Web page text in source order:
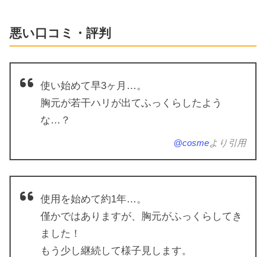
悪い口コミ・評判
使い始めて早3ヶ月…。
胸元が若干ハリが出てふっくらしたよう
な…？
@cosmeより引用
使用を始めて約1年…。
僅かではありますが、胸元がふっくらしてき
ました！
もう少し継続して様子見します。